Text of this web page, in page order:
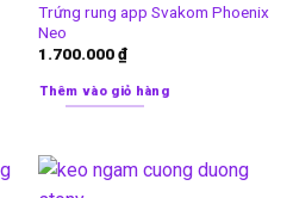
Trứng rung app Svakom Phoenix
Neo
1.700.000₫
Thêm vào giỏ hàng